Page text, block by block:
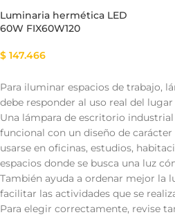
Luminaria hermética LED
60W FIX60W120
$ 147.466
Para iluminar espacios de trabajo,
debe responder al uso real del
Una lámpara de escritorio
funcional con un diseño de
usarse en oficinas, estudios,
espacios donde se busca una luz
También ayuda a ordenar mejor la
facilitar las actividades que se
Para elegir correctamente, revise